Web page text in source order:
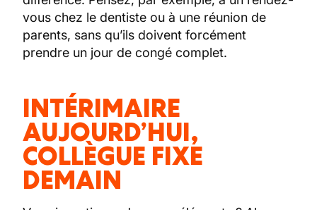
vous chez le dentiste ou à une réunion de
parents, sans qu’ils doivent forcément
prendre un jour de congé complet.
INTÉRIMAIRE
AUJOURD’HUI,
COLLÈGUE FIXE
DEMAIN